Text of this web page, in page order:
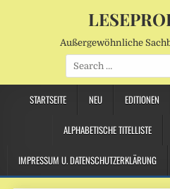
Außergewöhnliche
Search
for:
STARTSEITE NEU EDITIONEN
ALPHABETISCHE TITELLISTE
IMPRESSUM U. DATENSCHUTZERKLÄRUNG